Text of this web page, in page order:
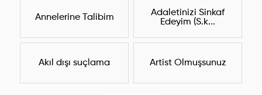
Annelerine Talibim
Adaletinizi Sinkaf
Edeyim (S.k...
Akıl dışı suçlama Artist Olmuşsunuz